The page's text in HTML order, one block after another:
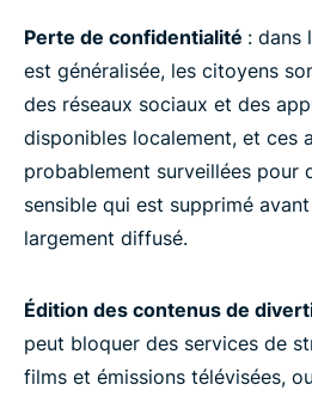
Perte de confidentialité : dans
est généralisée, les citoyens
des réseaux sociaux et des
disponibles localement, et ces
probablement surveillées pour
sensible qui est supprimé
largement diffusé.
Édition des contenus de
peut bloquer des services de
films et émissions télévisées,